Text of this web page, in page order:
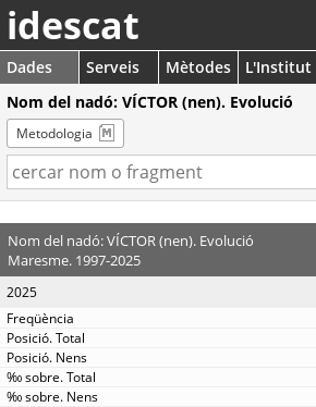
idescat
Dades Serveis Mètodes
L'Institut
Nom del nadó: VÍCTOR (nen). Evolució
Metodologia
Nom del nadó: VÍCTOR (nen). Evolució
Maresme. 1997-2025
2025